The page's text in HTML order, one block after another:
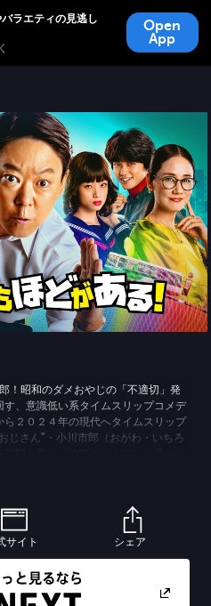
バラエティの見逃し
Open
App
！昭和のダメおやじの「不適切」発
、意識低い系タイムスリップコメデ
２０２４年の現代へタイムスリップ
じさん”・小川市郎（おがわ・いちろ
令和で出会う、バラエティ番組のア
ころのひとつ。さらに、市郎と同じ
心酔するあまり、その身なり言動す
秋津睦実（あきつ・むつみ）を演じ
４年から１９８６年に坂元愛登演じ
学者・向坂サカエ（さきさか・さか
・順子を河合優実が演じる。そのほ
サイト シェア